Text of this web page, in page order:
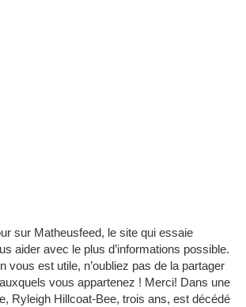
sur Matheusfeed, le site qui essaie
aider avec le plus d’informations possible.
vous est utile, n’oubliez pas de la partager
vous appartenez ! Merci! Dans une
Ryleigh Hillcoat-Bee, trois ans, est décédé